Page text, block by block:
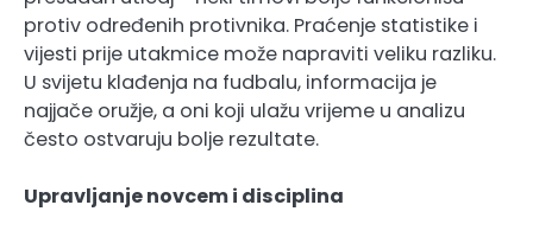
protiv određenih protivnika. Praćenje statistike i
vijesti prije utakmice može napraviti veliku razliku.
U svijetu klađenja na fudbalu, informacija je
najjače oružje, a oni koji ulažu vrijeme u analizu
često ostvaruju bolje rezultate.
Upravljanje novcem i disciplina